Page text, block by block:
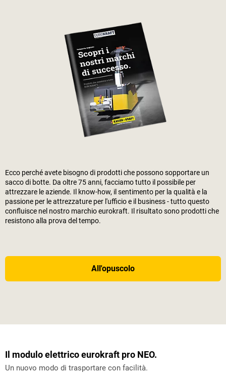
Ecco perché avete bisogno di prodotti che possono sopportare un
sacco di botte. Da oltre 75 anni, facciamo tutto il possibile per
attrezzare le aziende. Il know-how, il sentimento per la qualità e la
passione per le attrezzature per l'ufficio e il business - tutto questo
confluisce nel nostro marchio eurokraft. Il risultato sono prodotti che
resistono alla prova del tempo.
All'opuscolo
Il modulo elettrico eurokraft pro NEO.
Un nuovo modo di trasportare con facilità.